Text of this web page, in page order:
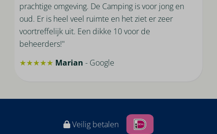
prachtige omgeving. De Camping is voor jong en
oud. Er is heel veel ruimte en het ziet er zeer
voortreffelijk uit. Een dikke 10 voor de
beheerders!"
★★★★★ Marian - Google
Veilig betalen